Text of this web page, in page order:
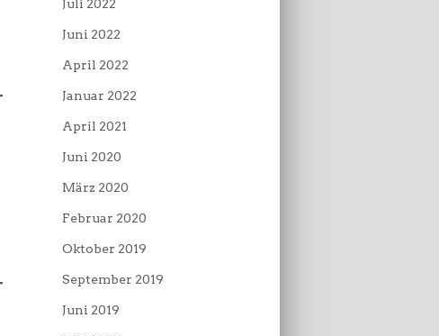
Juli 2022
Juni 2022
April 2022
Januar 2022
April 2021
Juni 2020
März 2020
Februar 2020
Oktober 2019
September 2019
Juni 2019